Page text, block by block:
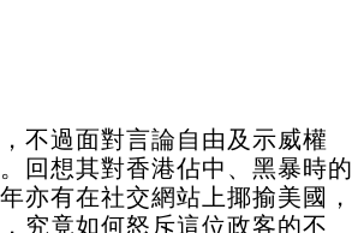
不過面對言論自由及示威權
回想其對香港佔中、黑暴時的
亦有在社交網站上揶揄美國，
究竟如何怒斥這位政客的不